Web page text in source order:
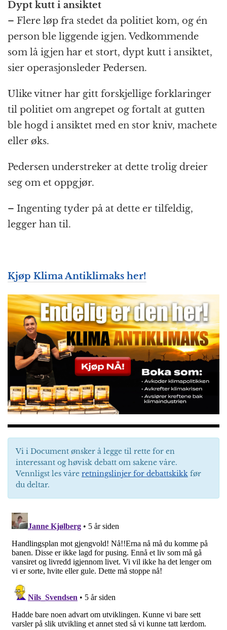
Dypt kutt i ansiktet
– Flere løp fra stedet da politiet kom, og én
person ble liggende igjen. Vedkommende
som lå igjen har et stort, dypt kutt i ansiktet,
sier operasjonsleder Pedersen.
Ulike vitner har gitt forskjellige forklaringer
til politiet om angrepet og fortalt at gutten
ble hogd i ansiktet med en stor kniv, machete
eller øks.
Pedersen understreker at dette trolig dreier
seg om et oppgjør.
– Ingenting tyder på at dette er tilfeldig,
legger han til.
Kjøp Klima Antiklimaks her!
Vi i Document ønsker å legge til rette for en
interessant og høvisk debatt om sakene våre.
Vennligst les våre retningslinjer for debattskikk før
du deltar.